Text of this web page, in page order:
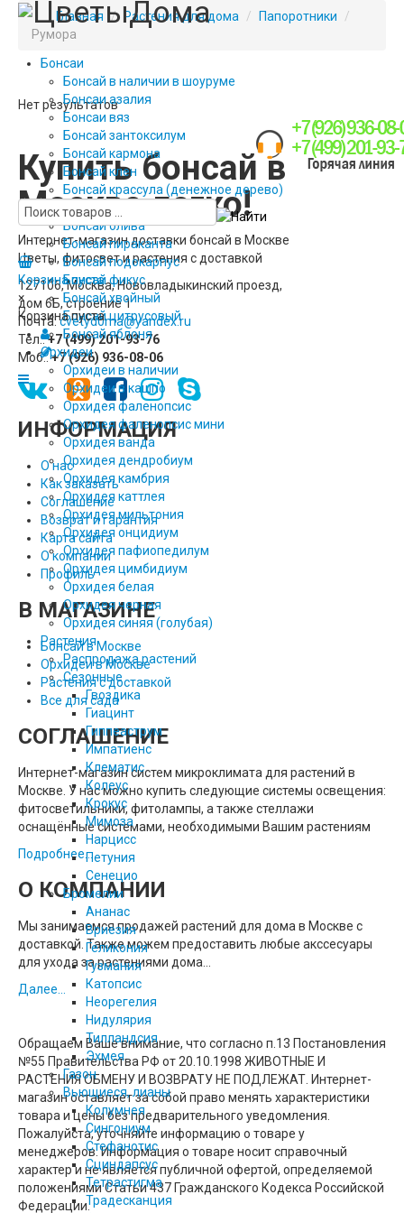
Бонсаи
Бонсай в наличии в шоуруме
Бонсаи азалия
Бонсаи вяз
Бонсай зантоксилум
Бонсай кармона
Бонсай клен
Бонсай крассула (денежное дерево)
Бонсай лигуструм
Бонсай олива
Бонсай пираканта
Бонсай подокарпус
Бонсай фикус
Бонсай хвойный
Бонсай цитрусовый
Бонсай яблоня
Орхидеи
Орхидеи в наличии
Орхидеи в кашпо
Орхидея фаленопсис
Орхидея фаленопсис мини
Орхидея ванда
Орхидея дендробиум
Орхидея камбрия
Орхидея каттлея
Орхидея мильтония
Орхидея онцидиум
Орхидея пафиопедилум
Орхидея цимбидиум
Орхидея белая
Орхидея черная
Орхидея синяя (голубая)
Растения
Распродажа растений
Сезонные
Гвоздика
Гиацинт
Гиппеаструм
Импатиенс
Клематис
Колеус
Крокус
Мимоза
Нарцисс
Петуния
Сенецио
Бромелии
Ананас
Вриезия
Геликония
Гузмания
Катопсис
Неорегелия
Нидулярия
Тилландсия
Эхмея
Газон
Вьющиеся, лианы
Колумнея
Сингониум
Стефанотис
Сциндапсус
Тетрастигма
Традесканция
Корзина пуста
×
Корзина пуста
Главная / Растения для дома / Папоротники
/
Румора
Нет результатов
Купить бонсай в
Москве легко!
Интернет-магазин доставки бонсай в Москве
Цветы, фитосвет и растения с доставкой
127106, Москва, Нововладыкинский проезд,
дом 6Б, строение 1
Почта:cvetyd0ma@yandex.ru
Тел.:+7 (499) 201-93-76
Моб.:+7 (926) 936-08-06
ИНФОРМАЦИЯ
О нас
Как заказать
Соглашение
Возврат и гарантия
Карта сайта
О компании
Профиль
В МАГАЗИНЕ
Бонсай в Москве
Орхидеи в Москве
Растения с доставкой
Все для сада
СОГЛАШЕНИЕ
Интернет-магазин систем микроклимата для растений в
Москве. У нас можно купить следующие системы освещения:
фитосветильники, фитолампы, а также стеллажи
оснащённые системами, необходимыми Вашим растениям
Подробнее...
О КОМПАНИИ
Мы занимаемся продажей растений для дома в Москве с
доставкой. Также можем предоставить любые акссесуары
для ухода за растениями дома...
Далее...
Обращаем Ваше внимание, что согласно п.13 Постановления
№55 Правительства РФ от 20.10.1998 ЖИВОТНЫЕ И
РАСТЕНИЯ ОБМЕНУ И ВОЗВРАТУ НЕ ПОДЛЕЖАТ. Интернет-
магазин оставляет за собой право менять характеристики
товара и цены без предварительного уведомления.
Пожалуйста, уточняйте информацию о товаре у
менеджеров. Информация о товаре носит справочный
характер и не является публичной офертой, определяемой
положениями Статьи 437 Гражданского Кодекса Российской
Федерации.